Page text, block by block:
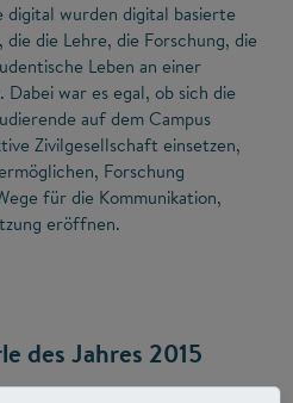
wurden digital basierte
die Lehre, die Forschung, die
Leben an einer
war es egal, ob sich die
auf dem Campus
Zivilgesellschaft einsetzen,
Forschung
für die Kommunikation,
eröffnen.
des Jahres 2015